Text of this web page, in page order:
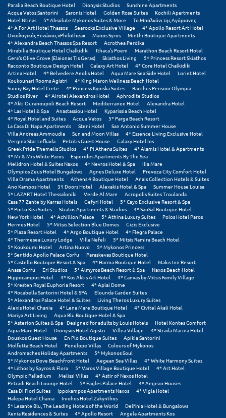
Ι
Ιεράπετρα
Ιθάκη
Ικαρία
Ίος
Ιωάννινα
Κ
Καβάλα
Καλάβρυτα
Καλαμάτα
Κάλαμος
Καλαμπάκα
Κάλυμνος
Καμένα Βούρλα
Καρδάμαινα
Καρδαμύλη
Καρδίτσα
Κάρπαθος
Καρπενήσι
Κάρυστος
Κάσος
Paralia Beach Boutique Hotel
Dionysis Studios
Sunshine Apartments
Acqua Vatos Santorini
Saronis Hotel Golden Rose Suites
Kochili Apartments
Hotel Ntinas
5* Absolute Mykonos Suites & More
Το Μπαλκόνι της Αγόριανης
4* A For Art Hotel Thassos
Searocks Exclusive Village
4* Apollo Resort Art Hotel
Οικολογικός Ξενώνας «Philothea»
Manos Syros
Minthi Boutique Apartments
4* Alexandra Beach Thassos Spa Resort
Acrothea Perdika
Mirabilia Boutique Hotel Chalkidiki
Ithaca's Poem
Marathon Beach Resort Hotel
Gera's Olive Grove (Elaionas Tis Geras)
Skiathos Living
5* Princess Resort Skiathos
Racconto Boutique Design Hotel
Galaxy Art Hotel
4* Core Hotel Chalkidiki
Artina Hotel
4* Belvedere Aeolis Hotel Aqua Mare Sea Side Hotel
Loriet Hotel
Koukounari Rooms Agistri
4* King Maron Wellness Beach Hotel
Sunny Bay Hotel Crete
4* Princess Kyniska Suites
Bacchus Pension Olympia
Studios River
4* Airotel Alexandros Hotel
Aphrodite Studios
4* Akti Ouranoupoli Beach Resort
Mediterranee Hotel
Alexandra Hotel
4* Las Hotel & Spa
Anastassiou Hotel
Kyparissia Beach Hotel
4* Royal Hotel and Suites
Acqua Vatos
5* Parga Beach Resort
La Casa Di Napa Apartments
Steni Hotel
San Antonio Summer House
Villa Andreas Ammoudia
Sun and Moon Villas
4* Essence Living Exclusive Hotel
Vergina Star Lefkada
Petritis Guest House
Galaxy Hotel Ios
Greek Pride Themelis Studios
4* Pi Athens Suites
4* Alamis Hotel & Apartments
4* Mr & Mrs White Paros
Esperides Apartments By The Sea
Melidron Hotel & Suites Naxos
4* Nevros Hotel & Spa
Ilia Mare
Olympios Zeus Hotel Bungalows
Agnes Deluxe Hotel
Preveza City Comfort Hotel
Villa Orama Apartments
Athens 4 Boutique Hotel
Anais Collection Hotels & Suites
Ano Kampos Hotel
31 Doors Hotel Alexakis Hotel & Spa
Summer House Louisa
5* LAZART Hotel Thessaloniki
Verde Al Mare
Acropolis Suites Troulanda
Casa 77 Zante by Karras Hotels
Gefyri Hotel
5* Cayo Exclusive Resort & Spa
5* Porto Kea Suites
Stratos Apartments & Studios
4* SanSal Boutique Hotel
New York Hotel
4* Achillion Palace 5* Athina Luxury Suites
Polos Hotel Paros
Hermes Hotel
5* Mitsis Selection Blue Domes
Gizis Exclusive
5* Plaza Resort Hotel
4* Argo Boutique Hotel
4* Flegra Palace
4* Thermesea Luxury Lodge
Villa Nefeli
5* Mitsis Ramira Beach Hotel
5* Koukoumi Hotel
Artina Nuovo
5* Mykonos Princess
5* Sentido Apollo Palace Corfu
Paraskevas Boutique Hotel
5* Castello Boutique Resort & Spa
4* Harma Boutique Hotel
Makis Inn Resort
Anasa Corfu
Eri Studios 5* Almyros Beach Resort & Spa
Naxos Beach Hotel
Hippocampus Hotel
4* Kos Aktis Art Hotel
4* Canvas by Mitsis Family Village
5* Kresten Royal Euphoria Resort
4* Aplai Dome
4* Rocabella Santorini Hotel & SPA
Elounda Garden Suites
5* Alexandros Palace Hotel & Suites
Living Theros Luxury Suites
Alexis Hotel Chania
4* Lena Mare Boutique Hotel
4* Civitel Akali Hotel
Mariya Art Living
Aqua Blu Boutique Hotel & Spa
5* Asterion Suites & Spa - Designed for adults by Louis Hotels
Hotel Kontes Comfort
Aqua Mare Hotel
Dionysos Hotel Agistri Villea Village
4* Strada Marina Hotel
Douskos Guest House
En Plo Boutique Suites
Apikia Santorini
Molfetta Beach Hotel
Penelope Villas
Colours of Mykonos
Andromaches Holiday Apartments
5* Mykonos Soul
5* Mykonos Dove Beachfront Hotel
Aegean Sea Villas
4* White Harmony Suites
4* Lithos by Spyros & Flora
5* Varos Village Boutique Hotel
4* Art Hotel
Olympic Palladium
Melissi Villas
4* Astir of Naxos Hotel
Petradi Beach Lounge Hotel
5* Eagles Palace Hotel
4* Aegean Houses
Casa Di Fiori Suites
Ippokampos Apartments Naxos
4* Vigla Hotel
Halepa Hotel Chania
Iniohos Hotel Zakynthos
5* Lesante Blu, The Leading Hotels of the World
Delfinia Hotel & Bungalows
Xenia Residences & Suites
4* Apollo Resort
Angela Apartments Kos